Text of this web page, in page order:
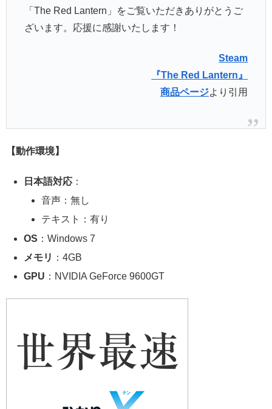
「The Red Lantern」をご覧いただきありがとうご
ざいます。応援に感謝いたします！
Steam
『The Red Lantern』
商品ページより引用
【動作環境】
日本語対応 ：
音声：無し
テキスト：有り
OS ：Windows 7
メモリ ：4GB
GPU ：NVIDIA GeForce 9600GT